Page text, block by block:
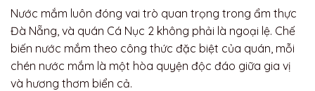
Nước mắm luôn đóng vai trò quan trọng trong ẩm thực
Đà Nẵng, và quán Cá Nục 2 không phải là ngoại lệ. Chế
biến nước mắm theo công thức đặc biệt của quán, mỗi
chén nước mắm là một hòa quyện độc đáo giữa gia vị
và hương thơm biển cả.